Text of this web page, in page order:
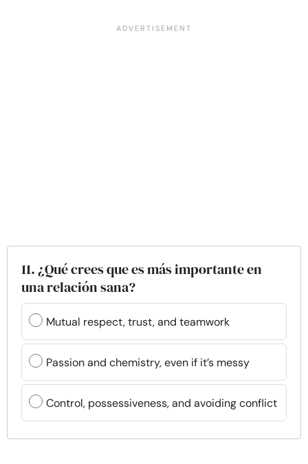
11. ¿Qué crees que es más importante en
una relación sana?
Mutual respect, trust, and teamwork
Passion and chemistry, even if it’s messy
Control, possessiveness, and avoiding conflict